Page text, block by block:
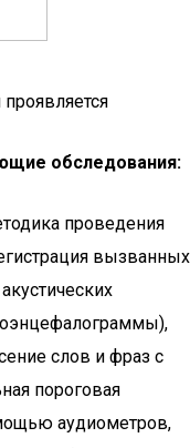
обследования:
проведения
вызванных
слов и фраз с
пороговая
аудиометров,